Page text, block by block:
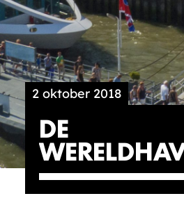
2 oktober 2018
DE